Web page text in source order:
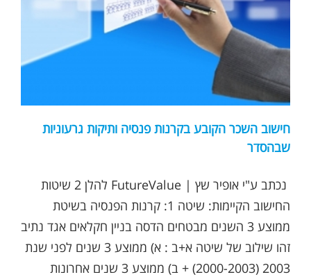
‫חישוב השכר הקובע בקרנות פנסיה ותיקות גרעוניות
שבהסדר
נכתב ע"י אופיר שץ | FutureValue להלן 2 שיטות
החישוב הקיימות: שיטה 1: קרנות הפנסיה בשיטת
ממוצע 3 השנים מבטחים הדסה בניין חקלאים אגד נתיב
זהו שילוב של שיטה א+ב : א) ממוצע 3 שנים לפני שנת
2003 (2000-2003) + ב) ממוצע 3 שנים אחרונות